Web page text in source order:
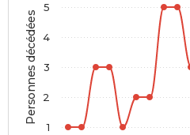
Personnes décédées
1
2
3
4
5